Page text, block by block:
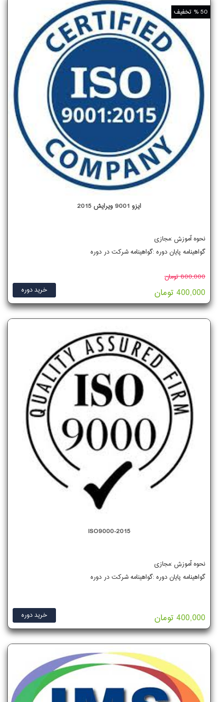
50 % تخفیف
ایزو 9001 ویرایش 2015
نحوه آموزش :مجازی
گواهینامه پایان دوره :گواهینامه شرکت در دوره
800,000 تومان
خرید دوره
400,000 تومان
ISO9000-2015
نحوه آموزش :مجازی
گواهینامه پایان دوره :گواهینامه شرکت در دوره
خرید دوره 400,000 تومان